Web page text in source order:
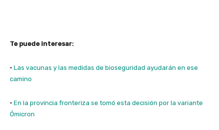
Te puede interesar:
· Las vacunas y las medidas de bioseguridad ayudarán en ese
camino
· En la provincia fronteriza se tomó esta decisión por la variante
Ómicron